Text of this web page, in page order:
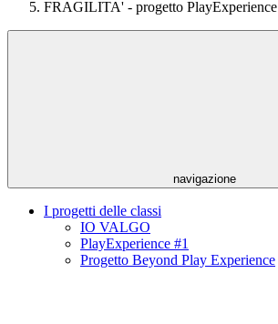
FRAGILITA' - progetto PlayExperience
navigazione
I progetti delle classi
IO VALGO
PlayExperience #1
Progetto Beyond Play Experience